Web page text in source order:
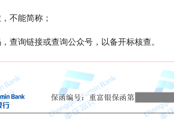
不能简称；
查询链接或查询公众号，以备开标核查。